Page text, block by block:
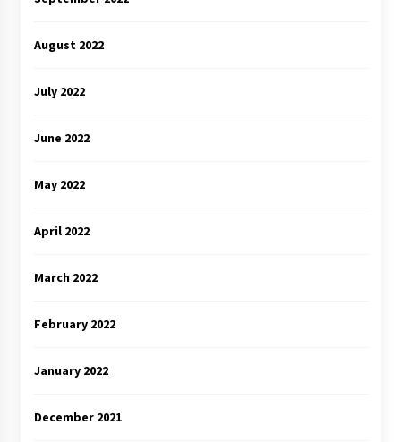
August 2022
July 2022
June 2022
May 2022
April 2022
March 2022
February 2022
January 2022
December 2021